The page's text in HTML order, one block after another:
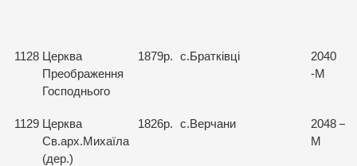
1128 Церква
Преображення
Господнього
1879р. с.Братківці
2040
-М
1129 Церква
Св.арх.Михаїла
(дер.)
1826р. с.Верчани
2048 –
М